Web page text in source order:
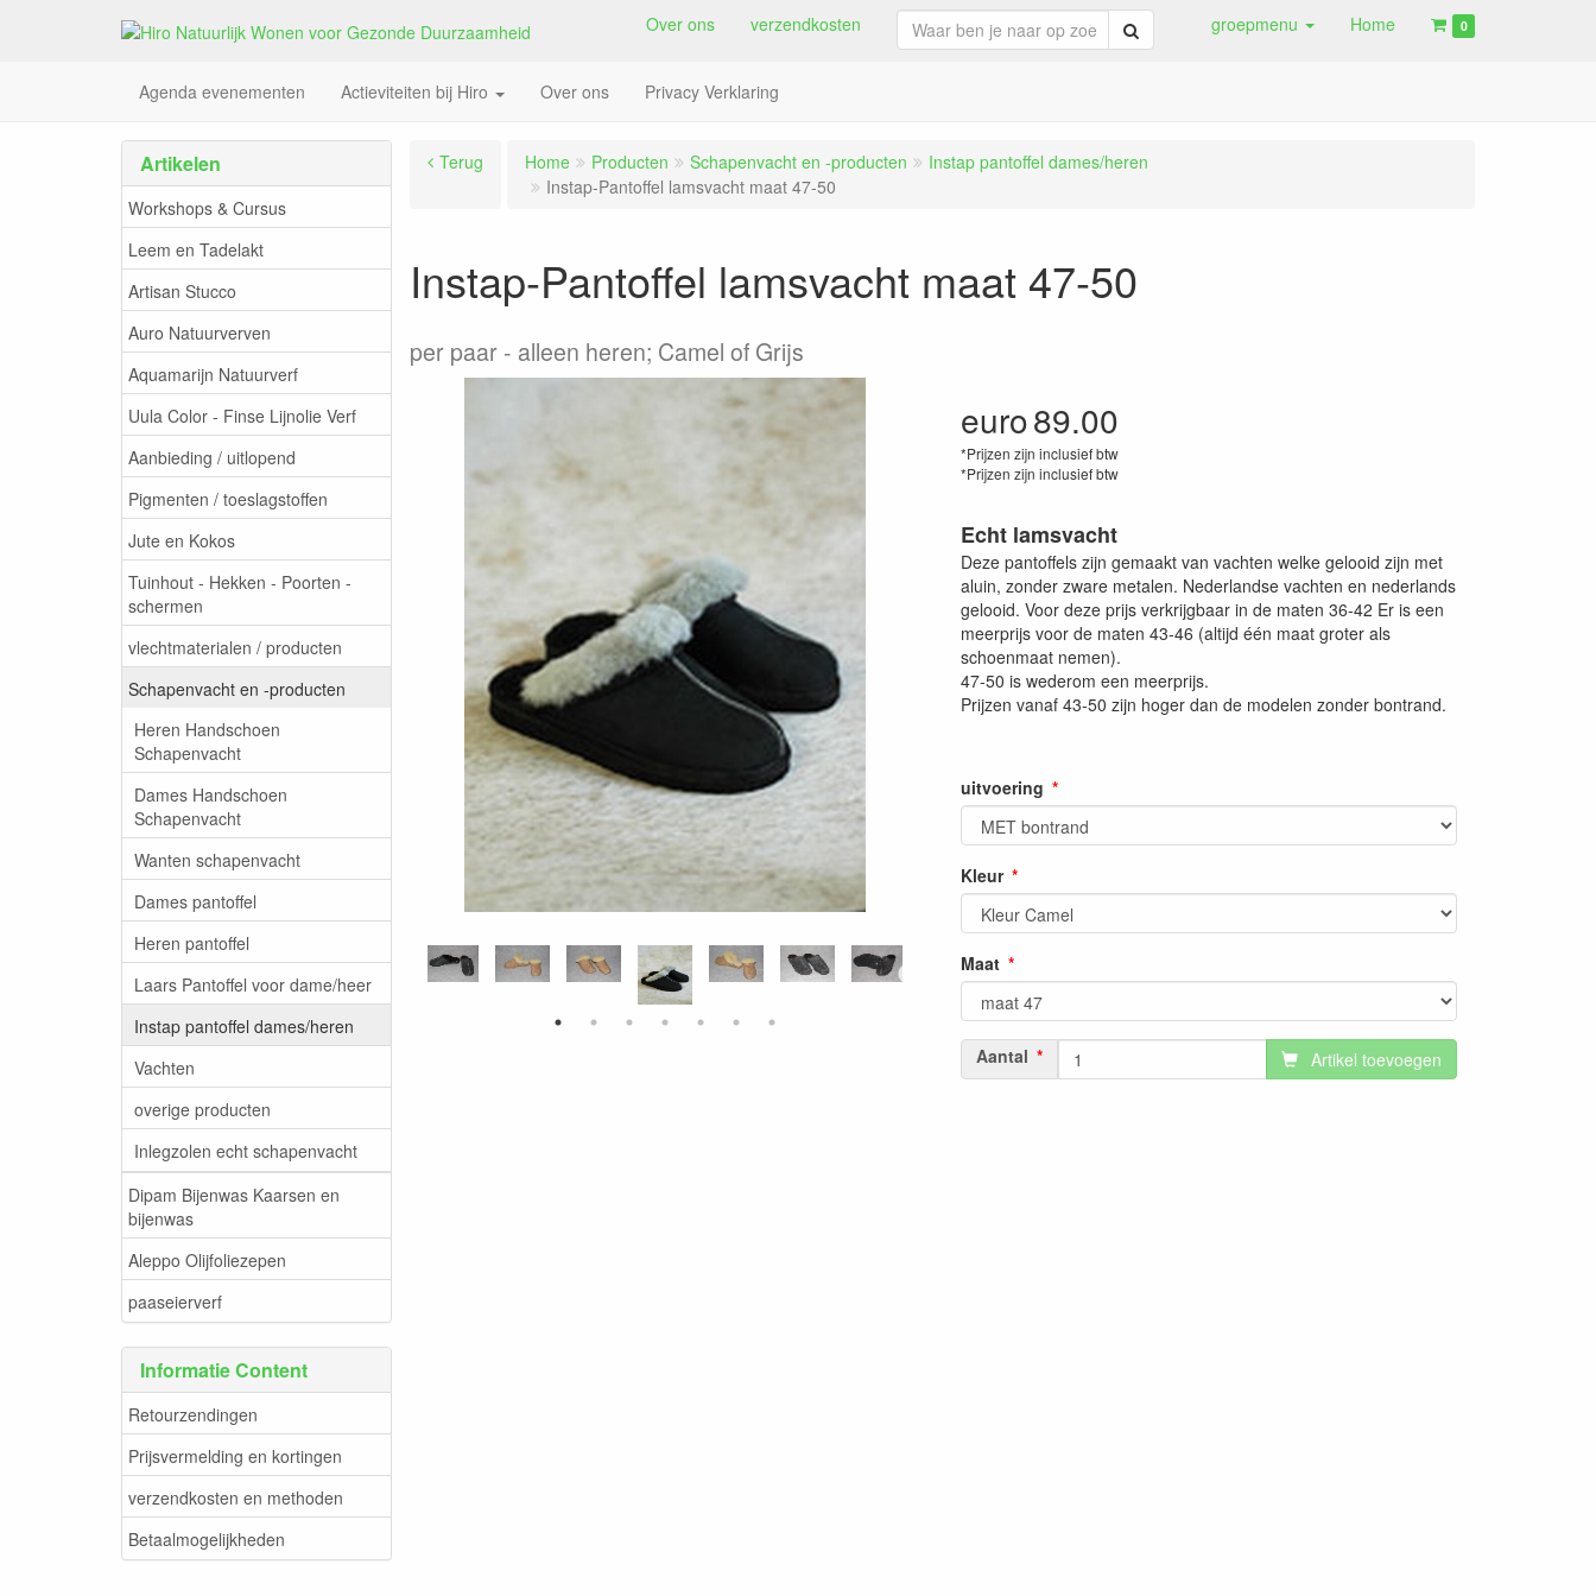
Over ons verzendkosten groepmenu Home 0
Agenda evenementen Actieviteiten bij Hiro Over ons Privacy Verklaring
Artikelen
Workshops & Cursus
Leem en Tadelakt
Artisan Stucco
Auro Natuurverven
Aquamarijn Natuurverf
Uula Color - Finse Lijnolie Verf
Aanbieding / uitlopend
Pigmenten / toeslagstoffen
Jute en Kokos
Tuinhout - Hekken - Poorten -
schermen
vlechtmaterialen / producten
Schapenvacht en -producten
Heren Handschoen
Schapenvacht
Dames Handschoen
Schapenvacht
Wanten schapenvacht
Dames pantoffel
Heren pantoffel
Laars Pantoffel voor dame/heer
Instap pantoffel dames/heren
Vachten
overige producten
Inlegzolen echt schapenvacht
Dipam Bijenwas Kaarsen en
bijenwas
Aleppo Olijfoliezepen
paaseierverf
Informatie Content
Retourzendingen
Prijsvermelding en kortingen
verzendkosten en methoden
Betaalmogelijkheden
Terug Home Producten Schapenvacht en -producten
Instap pantoffel dames/heren
Instap-Pantoffel lamsvacht maat 47-50
Instap-Pantoffel lamsvacht maat 47-50
per paar alleen heren; Camel of Grijs
euro89.00
*Prijzen zijn inclusief btw
*Prijzen zijn inclusief btw
Echt lamsvacht
Deze pantoffels zijn gemaakt van vachten welke gelooid zijn met
aluin, zonder zware metalen. Nederlandse vachten en nederlands
gelooid. Voor deze prijs verkrijgbaar in de maten 36-42 Er is een
meerprijs voor de maten 43-46 (altijd één maat groter als
schoenmaat nemen).
47-50 is wederom een meerprijs.
Prijzen vanaf 43-50 zijn hoger dan de modelen zonder bontrand.
uitvoering
Kleur
Maat
Aantal Artikel toevoegen